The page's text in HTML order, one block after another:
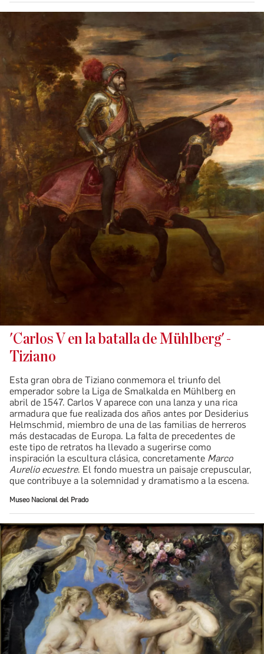
'Carlos V en la batalla de Mühlberg' -
Tiziano
Esta gran obra de Tiziano conmemora el triunfo del
emperador sobre la Liga de Smalkalda en Mühlberg en
abril de 1547. Carlos V aparece con una lanza y una rica
armadura que fue realizada dos años antes por Desiderius
Helmschmid, miembro de una de las familias de herreros
más destacadas de Europa. La falta de precedentes de
este tipo de retratos ha llevado a sugerirse como
inspiración la escultura clásica, concretamente Marco
Aurelio ecuestre. El fondo muestra un paisaje crepuscular,
que contribuye a la solemnidad y dramatismo a la escena.
Museo Nacional del Prado